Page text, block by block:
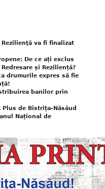
Rezilienţă va fi finalizat
De ce ați exclus
și Reziliență?
drumurile expres să fie
banilor prin
Plus de Bistrița-Năsăud
Național de